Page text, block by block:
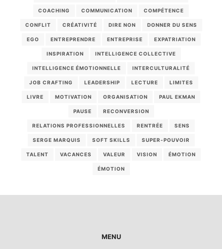
COACHING COMMUNICATION COMPÉTENCE
CONFLIT CRÉATIVITÉ DIRE NON DONNER DU SENS
EGO ENTREPRENDRE ENTREPRISE EXPATRIATION
INSPIRATION INTELLIGENCE COLLECTIVE
INTELLIGENCE ÉMOTIONNELLE INTERCULTURALITÉ
JOB CRAFTING LEADERSHIP LECTURE LIMITES
LIVRE MOTIVATION ORGANISATION PAUL EKMAN
PAUSE RECONVERSION
RELATIONS PROFESSIONNELLES RENTRÉE SENS
SERGE MARQUIS SOFT SKILLS SUPER-POUVOIR
TALENT VACANCES VALEUR VISION ÉMOTION
ÉMOTION
MENU